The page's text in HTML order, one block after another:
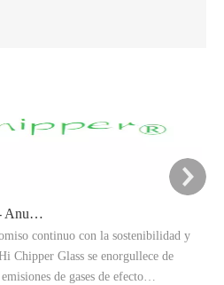
HI CHIPPER GRANDO - Anuncio del objetivo de reducción de carbono 2025
continuo con la sostenibilidad y
Chipper Glass se enorgullece de
de gases de efecto